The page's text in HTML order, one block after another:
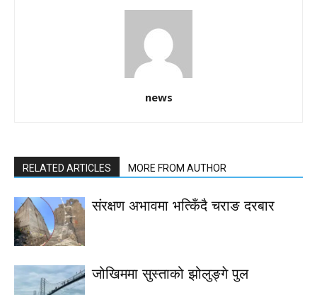
news
RELATED ARTICLES MORE FROM AUTHOR
संरक्षण अभावमा भत्किँदै चराङ दरबार
जोखिममा सुस्ताको झोलुङ्गे पुल